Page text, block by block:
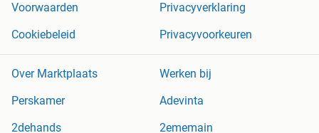
Voorwaarden
Privacyverklaring
Cookiebeleid
Privacyvoorkeuren
Over Marktplaats
Werken bij
Perskamer
Adevinta
2dehands
2ememain